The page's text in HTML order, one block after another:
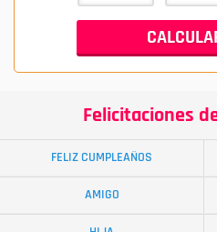
Felicitaciones
FELIZ CUMPLEAÑOS
AMIGO